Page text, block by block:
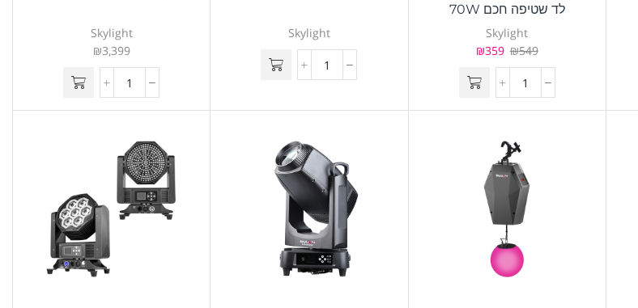
לד שטיפה חכם 70W
Skylight
₪549
₪359
Skylight
Skylight
₪3,399